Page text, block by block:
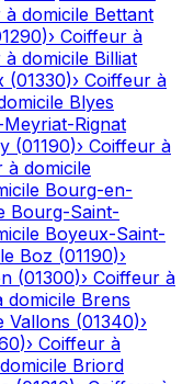
domicile Bettant
)› Coiffeur à
domicile Billiat
(01330)› Coiffeur à
Blyes
Rignat
(01190)› Coiffeur à
à domicile
Bourg-en-
Bourg-Saint-
Boyeux-Saint-
Boz (01190)›
(01300)› Coiffeur à
domicile Brens
Vallons (01340)›
)› Coiffeur à
Briord